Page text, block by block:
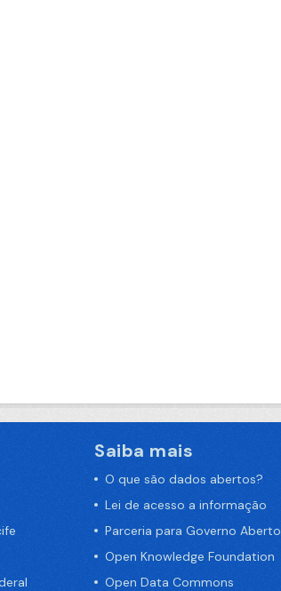
Saiba mais
O que são dados abertos?
Lei de acesso a informação
Parceria para Governo Aberto
Open Knowledge Foundation
Open Data Commons